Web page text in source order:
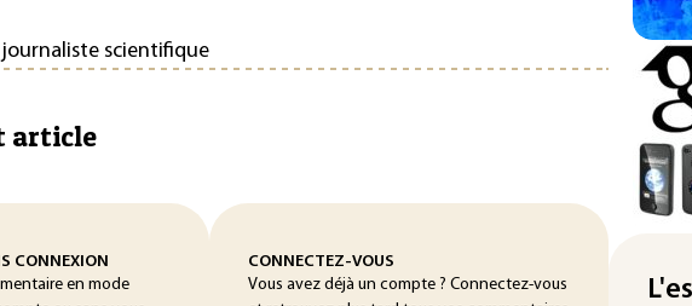
journaliste scientifique
article
CONNEXION
en mode
CONNECTEZ-VOUS
Vous avez déjà un compte ? Connectez-vous
Le